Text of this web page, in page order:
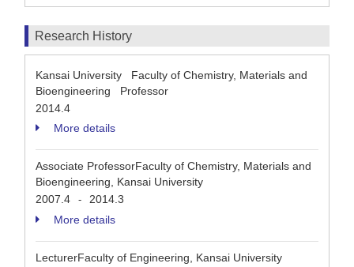
Research History
Kansai University Faculty of Chemistry, Materials and
Bioengineering Professor
2014.4
More details
Associate ProfessorFaculty of Chemistry, Materials and
Bioengineering, Kansai University
2007.4
-
2014.3
More details
LecturerFaculty of Engineering, Kansai University